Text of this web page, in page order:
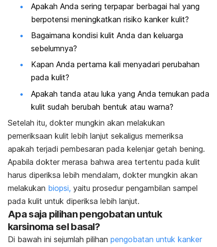
Apakah Anda sering terpapar berbagai hal yang
berpotensi meningkatkan risiko kanker kulit?
Bagaimana kondisi kulit Anda dan keluarga
sebelumnya?
Kapan Anda pertama kali menyadari perubahan
pada kulit?
Apakah tanda atau luka yang Anda temukan pada
kulit sudah berubah bentuk atau warna?
Setelah itu, dokter mungkin akan melakukan
pemeriksaan kulit lebih lanjut sekaligus memeriksa
apakah terjadi pembesaran pada kelenjar getah bening.
Apabila dokter merasa bahwa area tertentu pada kulit
harus diperiksa lebih mendalam, dokter mungkin akan
melakukan biopsi, yaitu prosedur pengambilan sampel
pada kulit untuk diperiksa lebih lanjut.
Apa saja pilihan pengobatan untuk
karsinoma sel basal?
Di bawah ini sejumlah pilihan pengobatan untuk kanker